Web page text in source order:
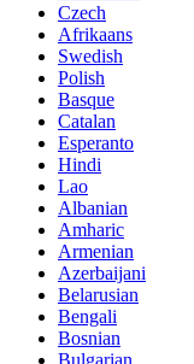
Czech
Afrikaans
Swedish
Polish
Basque
Catalan
Esperanto
Hindi
Lao
Albanian
Amharic
Armenian
Azerbaijani
Belarusian
Bengali
Bosnian
Bulgarian